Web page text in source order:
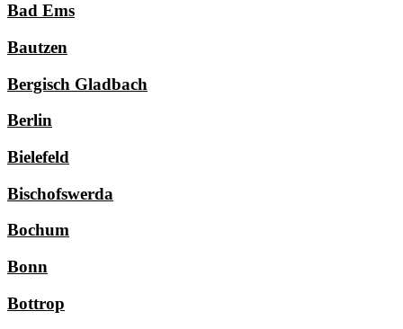
Bad Ems
Bautzen
Bergisch Gladbach
Berlin
Bielefeld
Bischofswerda
Bochum
Bonn
Bottrop